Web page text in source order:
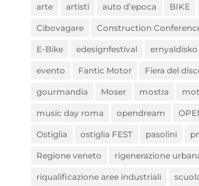
arte artisti auto d'epoca BIKE
Cibovagare Construction
E-Bike edesignfestival ernyaldisko
evento Fantic Motor Fiera del
gourmandia Moser mostra
music day roma opendream
Ostiglia ostiglia FEST pasolini
Regione veneto rigenerazione
riqualificazione aree industriali